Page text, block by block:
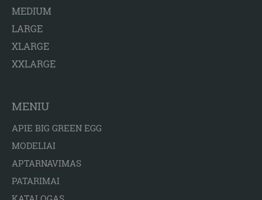
MEDIUM
LARGE
XLARGE
XXLARGE
MENIU
APIE BIG GREEN EGG
MODELIAI
APTARNAVIMAS
PATARIMAI